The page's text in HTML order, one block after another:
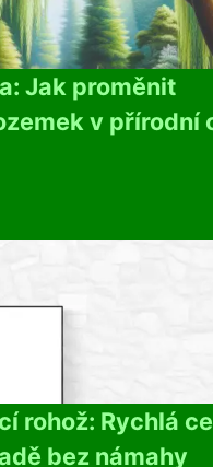
Jak proměnit
v přírodní
rohož: Rychlá
bez námahy